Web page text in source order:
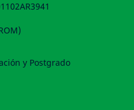
y Postgrado